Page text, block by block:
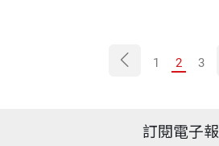
1 2 3
訂閱電子報